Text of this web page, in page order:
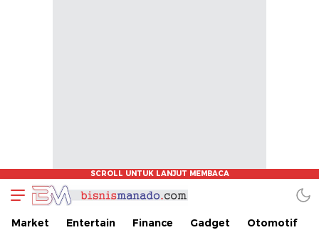
Market Entertain Finance Gadget Otomotif